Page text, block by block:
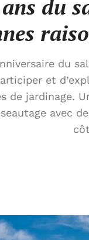
du
du
et
de jardinage.
avec